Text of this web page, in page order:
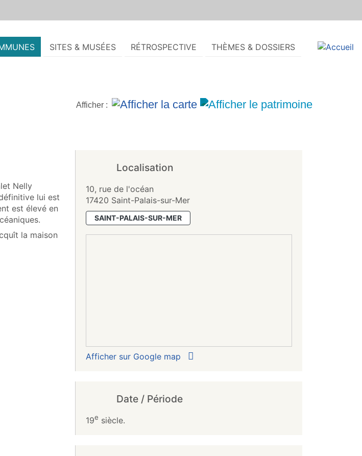
SITES & MUSÉES RÉTROSPECTIVE THÈMES & DOSSIERS
Afficher :
Nelly
lui est
est élevé en
la maison
Localisation
10, rue de l'océan
17420 Saint-Palais-sur-Mer
SAINT-PALAIS-SUR-MER
Afficher sur Google map
Date / Période
19e siècle.